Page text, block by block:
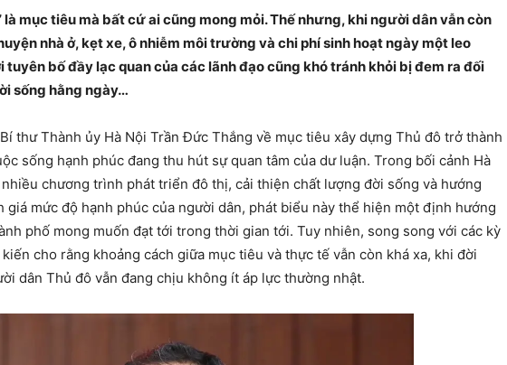
là mục tiêu mà bất cứ ai cũng mong mỏi. Thế nhưng, khi người dân vẫn còn
nhà ở, kẹt xe, ô nhiễm môi trường và chi phí sinh hoạt ngày một leo
bố đầy lạc quan của các lãnh đạo cũng khó tránh khỏi bị đem ra đối
sống hằng ngày…
thư Thành ủy Hà Nội Trần Đức Thắng về mục tiêu xây dựng Thủ đô trở thành
sống hạnh phúc đang thu hút sự quan tâm của dư luận. Trong bối cảnh Hà
chương trình phát triển đô thị, cải thiện chất lượng đời sống và hướng
giá mức độ hạnh phúc của người dân, phát biểu này thể hiện một định hướng
phố mong muốn đạt tới trong thời gian tới. Tuy nhiên, song song với các kỳ
cho rằng khoảng cách giữa mục tiêu và thực tế vẫn còn khá xa, khi đời
dân Thủ đô vẫn đang chịu không ít áp lực thường nhật.